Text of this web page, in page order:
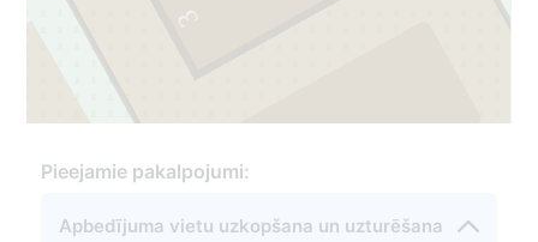
137
3
Pieejamie pakalpojumi:
Apbedījuma vietu uzkopšana un uzturēšana